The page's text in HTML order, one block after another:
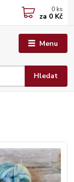
Menu
Hledat
0 ks
za 0 Kč